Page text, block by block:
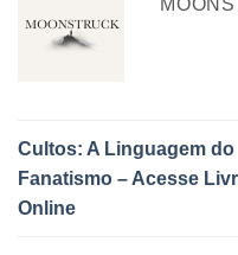
Cultos: A Linguagem do
Fanatismo – Acesse
Online